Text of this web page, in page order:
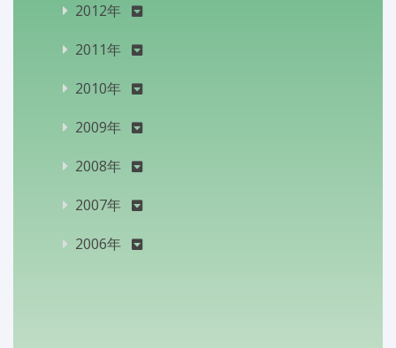
2012年
2011年
2010年
2009年
2008年
2007年
2006年